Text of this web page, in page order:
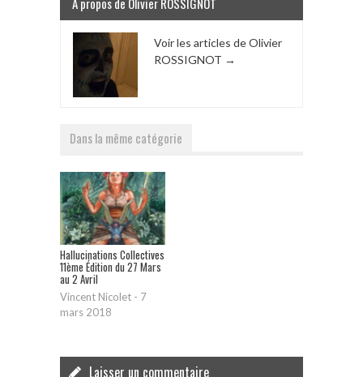
Voir les articles de Olivier
ROSSIGNOT →
Dans la même catégorie
Hallucinations Collectives
11ème Édition du 27 Mars
au 2 Avril
Vincent Nicolet - 7
mars 2018
Laisser un commentaire